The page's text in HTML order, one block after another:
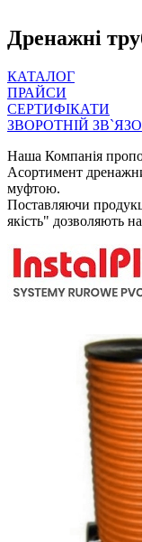
Дренажні
КАТАЛОГ
ПРАЙСИ
СЕРТИФІКАТИ
ЗВОРОТНІЙ
Наша Компанія
Асортимент
муфтою.
Поставляючи
якість" дозволяють